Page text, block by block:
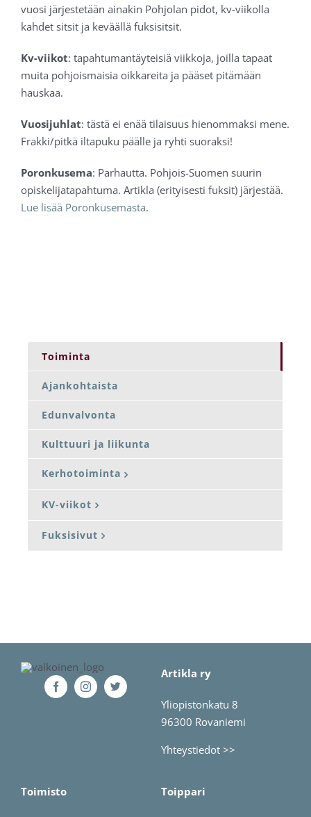
vuosi järjestetään ainakin Pohjolan pidot, kv-viikolla
kahdet sitsit ja keväällä fuksisitsit.
Kv-viikot: tapahtumantäyteisiä viikkoja, joilla tapaat
muita pohjoismaisia oikkareita ja pääset pitämään
hauskaa.
Vuosijuhlat: tästä ei enää tilaisuus hienommaksi mene.
Frakki/pitkä iltapuku päälle ja ryhti suoraksi!
Poronkusema: Parhautta. Pohjois-Suomen suurin
opiskelijatapahtuma. Artikla (erityisesti fuksit) järjestää.
Lue lisää Poronkusemasta.
Toiminta
Ajankohtaista
Edunvalvonta
Kulttuuri ja liikunta
Kerhotoiminta
KV-viikot
Fuksisivut
Artikla ry
Yliopistonkatu 8
96300 Rovaniemi
Yhteystiedot >>
Toimisto Toippari